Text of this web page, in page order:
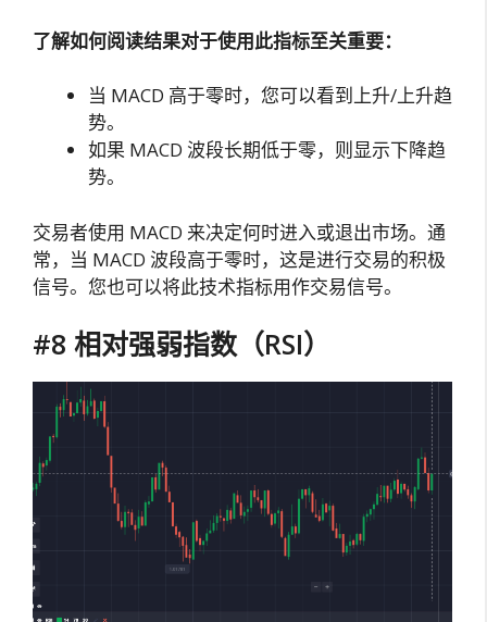
了解如何阅读结果对于使用此指标至关重要：
当 MACD 高于零时，您可以看到上升/上升趋
势。
如果 MACD 波段长期低于零，则显示下降趋
势。
交易者使用 MACD 来决定何时进入或退出市场。通
常，当 MACD 波段高于零时，这是进行交易的积极
信号。您也可以将此技术指标用作交易信号。
#8 相对强弱指数（RSI）